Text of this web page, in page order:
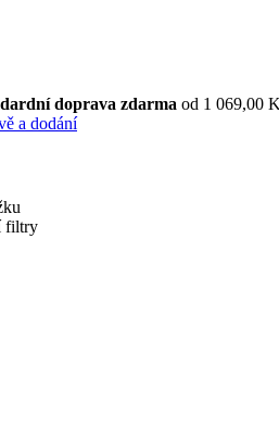
doprava zdarma od 1 069,00
a dodání
filtry